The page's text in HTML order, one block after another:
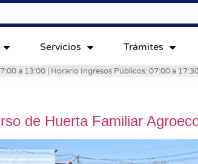
Servicios Trámites
a 13:00 | Horario Ingresos Públicos: 07:00 a
de Huerta Familiar